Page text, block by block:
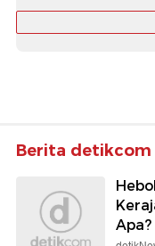
Berita detikcom
Apa?